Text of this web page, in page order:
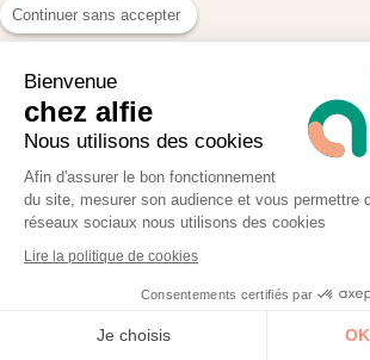
Pourquoi ils
Nos formations vous apportent
simple théorie : astuces pour
Continuer sans accepter
Bienvenue
chez alfie
Nous utilisons des cookies
Afin d'assurer le bon fonctionnement
du site, mesurer son audience et vous permettre
réseaux sociaux nous utilisons des cookies
Lire la politique de cookies
Consentements certifiés par
Je choisis